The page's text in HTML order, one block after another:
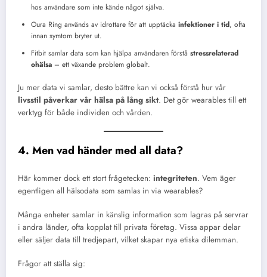
hos användare som inte kände något själva.
Oura Ring används av idrottare för att upptäcka infektioner i tid, ofta
innan symtom bryter ut.
Fitbit samlar data som kan hjälpa användaren förstå stressrelaterad
ohälsa – ett växande problem globalt.
Ju mer data vi samlar, desto bättre kan vi också förstå hur vår
livsstil påverkar vår hälsa på lång sikt. Det gör wearables till ett
verktyg för både individen och vården.
4. Men vad händer med all data?
Här kommer dock ett stort frågetecken: integriteten. Vem äger
egentligen all hälsodata som samlas in via wearables?
Många enheter samlar in känslig information som lagras på servrar
i andra länder, ofta kopplat till privata företag. Vissa appar delar
eller säljer data till tredjepart, vilket skapar nya etiska dilemman.
Frågor att ställa sig: